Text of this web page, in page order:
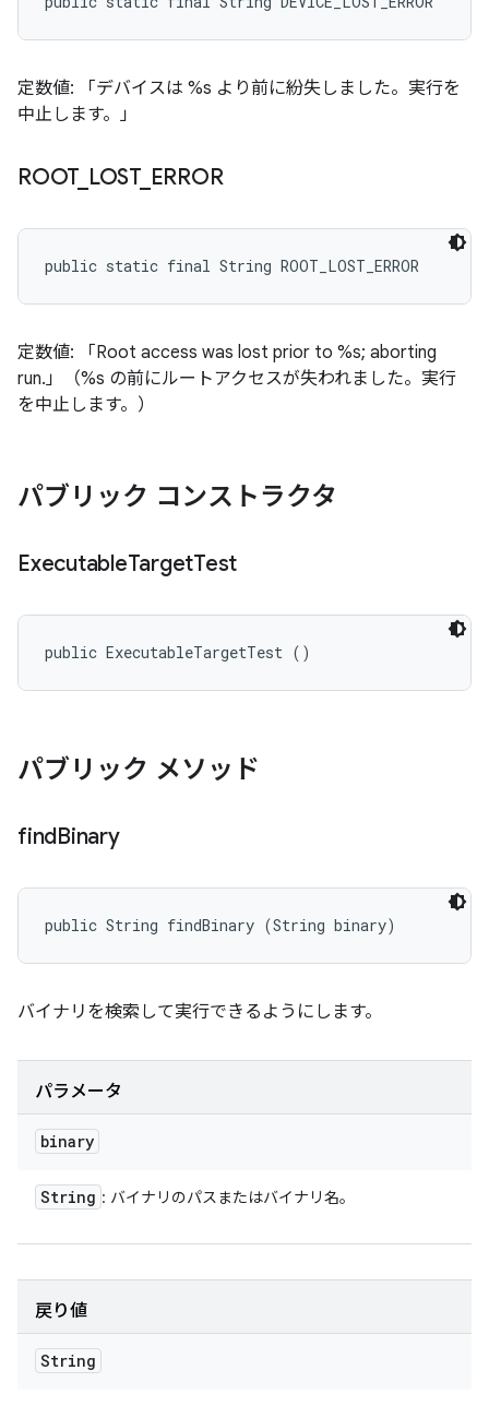
定数値: 「デバイスは %s より前に紛失しました。実行を
中止します。」
ROOT_ LOST_ ERROR
public static final String ROOT_LOST_ERROR
定数値: 「Root access was lost prior to %s; aborting
run.」（%s の前にルートアクセスが失われました。実行
を中止します。）
パブリック コンストラクタ
ExecutableTargetTest
public ExecutableTargetTest ()
パブリック メソッド
findBinary
public String findBinary (String binary)
バイナリを検索して実行できるようにします。
パラメータ
binary
String : バイナリのパスまたはバイナリ名。
戻り値
String